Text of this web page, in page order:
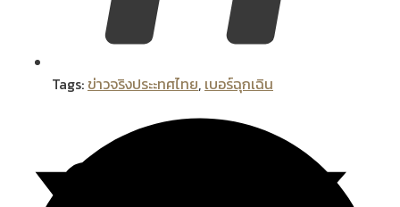
Tags: ข่าวจริงประะทศไทย, เบอร์ฉุกเฉิน